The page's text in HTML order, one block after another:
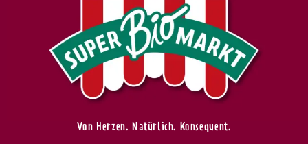
Von Herzen. Natürlich. Konsequent.